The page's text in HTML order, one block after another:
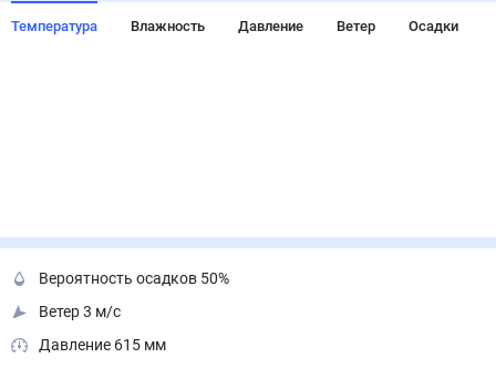
Температура Влажность Давление Ветер Осадки
Вероятность осадков 50%
Ветер 3 м/с
Давление 615 мм